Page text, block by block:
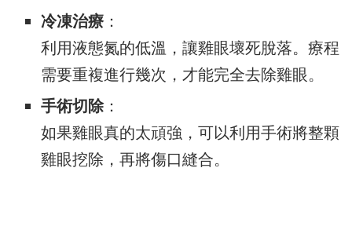
冷凍治療 ：
利用液態氮的低溫，讓雞眼壞死脫落。療程
需要重複進行幾次，才能完全去除雞眼。
手術切除：
如果雞眼真的太頑強，可以利用手術將整顆
雞眼挖除，再將傷口縫合。